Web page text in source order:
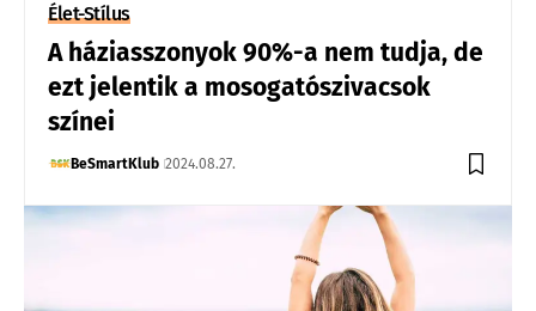
Élet-Stílus
A háziasszonyok 90%-a nem tudja, de
ezt jelentik a mosogatószivacsok
színei
BeSmartKlub 2024.08.27.